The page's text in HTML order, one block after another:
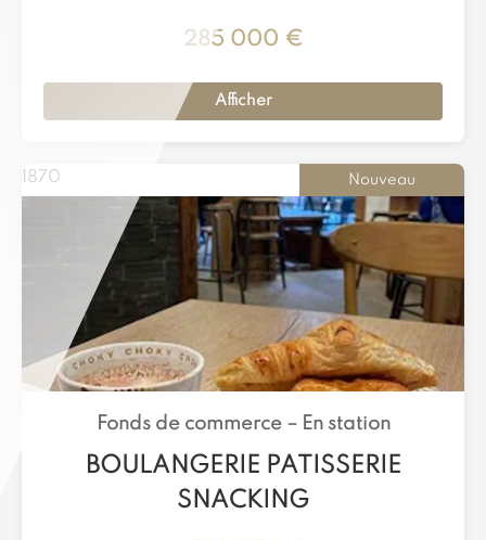
285 000 €
Afficher
1870 Nouveau
Fonds de commerce – En station
BOULANGERIE PATISSERIE
SNACKING